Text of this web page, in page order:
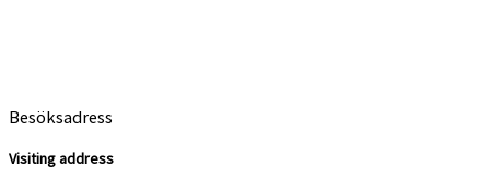
Besöksadress
Visiting address